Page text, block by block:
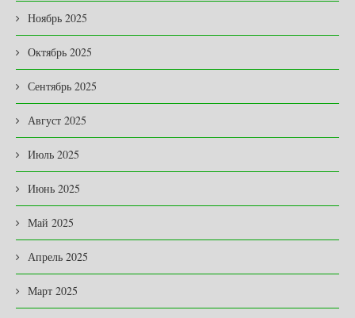
Ноябрь 2025
Октябрь 2025
Сентябрь 2025
Август 2025
Июль 2025
Июнь 2025
Май 2025
Апрель 2025
Март 2025